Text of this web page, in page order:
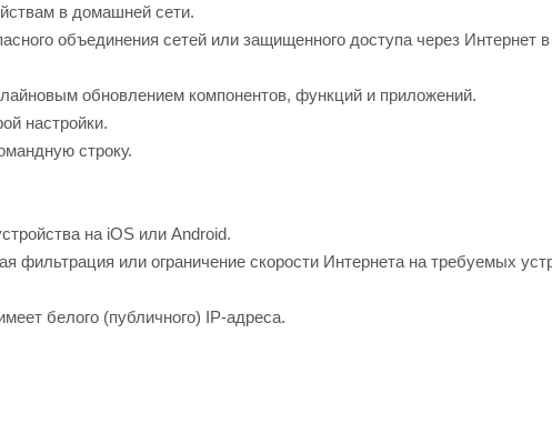
в домашней сети.
объединения сетей или защищенного доступа через Интернет в
обновлением компонентов, функций и приложений.
настройки.
строку.
на iOS или Android.
фильтрация или ограничение скорости Интернета на требуемых
белого (публичного) IP-адреса.